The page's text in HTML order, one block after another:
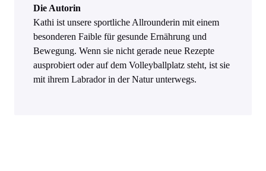
Die Autorin
Kathi ist unsere sportliche Allrounderin mit einem
besonderen Faible für gesunde Ernährung und
Bewegung. Wenn sie nicht gerade neue Rezepte
ausprobiert oder auf dem Volleyballplatz steht, ist sie
mit ihrem Labrador in der Natur unterwegs.